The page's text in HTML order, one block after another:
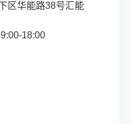
区华能路38号汇能
18:00